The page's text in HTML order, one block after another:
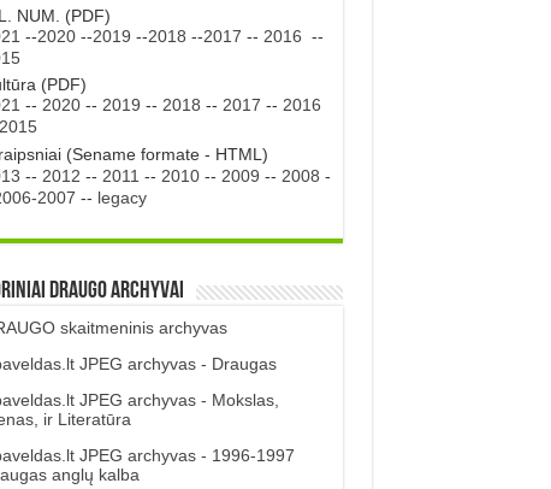
NUM. (PDF)
--2020--2019 --2018 --2017 -- 2016 --
(PDF)
-- 2020-- 2019 -- 2018 -- 2017 -- 2016
2015
(Sename formate - HTML)
-- 2012 -- 2011 -- 2010-- 2009 -- 2008 -
2007 -- legacy
DRAUGO Archyvai
skaitmeninis archyvas
JPEG archyvas - Draugas
JPEG archyvas - Mokslas,
ir Literatūra
JPEG archyvas - 1996-1997
anglų kalba